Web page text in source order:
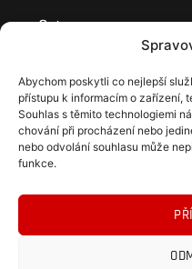
Abychom poskytli co nejlepší
přístupu k informacím o zařízení,
Souhlas s těmito technologiemi
chování při procházení nebo
nebo odvolání souhlasu může
funkce.
Ostrava